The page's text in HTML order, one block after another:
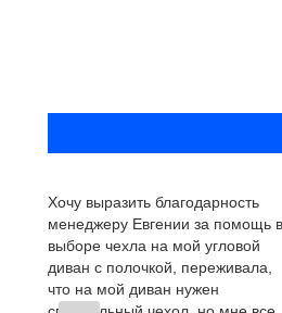
Хочу выразить благодарность
менеджеру Евгении за помощь в
выборе чехла на мой угловой
диван с полочкой, переживала,
что на мой диван нужен